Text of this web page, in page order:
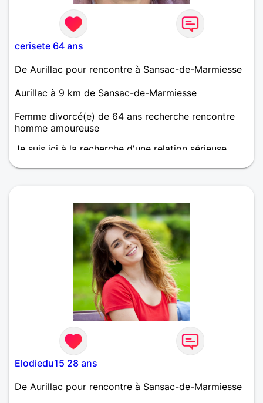
cerisete 64 ans
De Aurillac pour rencontre à Sansac-de-Marmiesse
Aurillac à 9 km de Sansac-de-Marmiesse
Femme divorcé(e) de 64 ans recherche rencontre
homme amoureuse
Je suis ici à la recherche d'une relation sérieuse
être en osmose avec sa moitié. C'est sympa de me
Elodiedu15 28 ans
De Aurillac pour rencontre à Sansac-de-Marmiesse